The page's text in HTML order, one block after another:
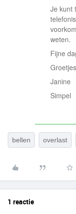
Je kunt
weten.
Fijne
Janine
Simpel
bellen overlast
1 reactie